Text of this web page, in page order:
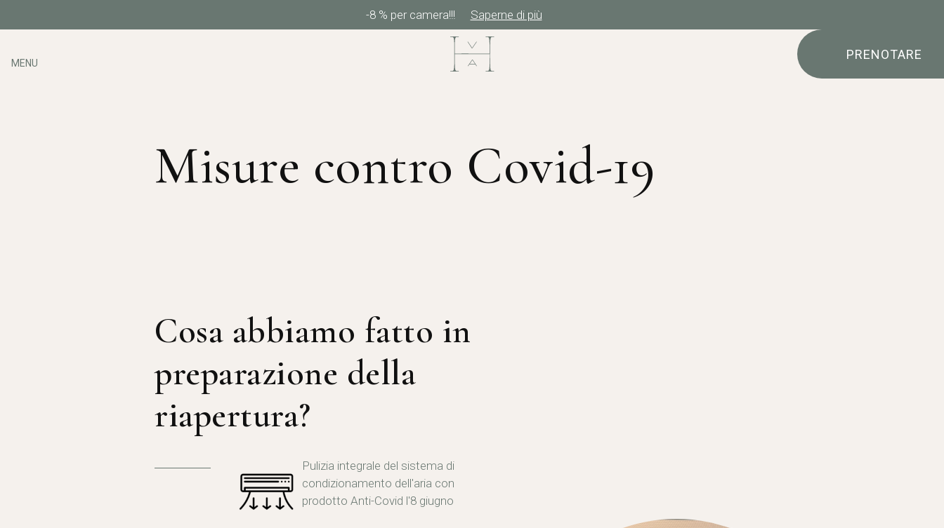
-8 % per camera!!! Saperne di più
MENU
PRENOTARE
Misure contro Covid-19
Cosa abbiamo fatto in
preparazione della
riapertura?
Pulizia integrale del sistema di
condizionamento dell'aria con
prodotto Anti-Covid l'8 giugno